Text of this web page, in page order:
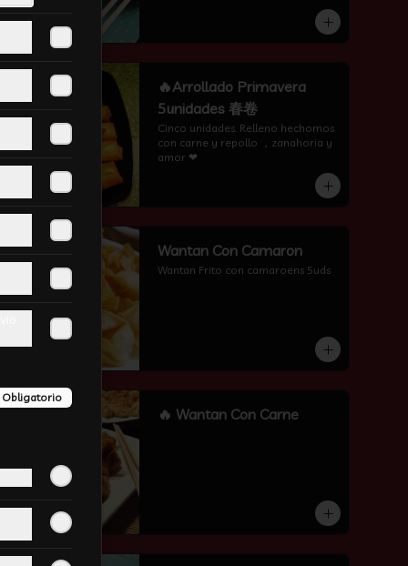
🔥Arrollado Primavera
5unidades 春卷
Cinco unidades. Relleno hechomos
con carne y repollo ，zanahoria y
amor ❤
-3% Wantan Con Camaron
Wantan Frito con camaroens 5uds
-16% 🔥 Wantan Con Carne
Obligatorio